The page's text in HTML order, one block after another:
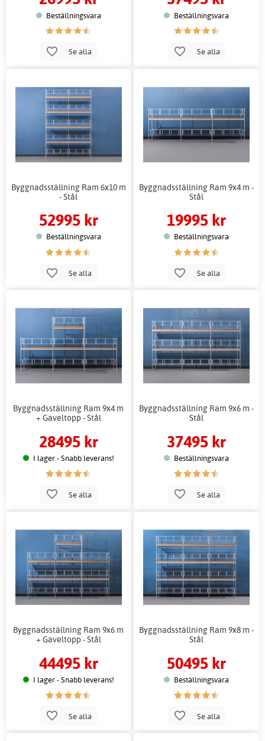
Beställningsvara
Se alla
Beställningsvara
Se alla
Byggnadsställning Ram 6x10 m
- Stål
52995 kr
Beställningsvara
Se alla
Byggnadsställning Ram 9x4 m -
Stål
19995 kr
Beställningsvara
Se alla
Byggnadsställning Ram 9x4 m
+ Gaveltopp - Stål
28495 kr
I lager - Snabb leverans!
Se alla
Byggnadsställning Ram 9x6 m -
Stål
37495 kr
Beställningsvara
Se alla
Byggnadsställning Ram 9x6 m
+ Gaveltopp - Stål
44495 kr
I lager - Snabb leverans!
Se alla
Byggnadsställning Ram 9x8 m -
Stål
50495 kr
Beställningsvara
Se alla